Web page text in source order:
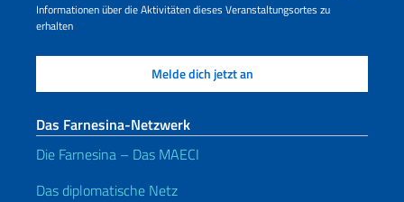
Informationen über die Aktivitäten dieses Veranstaltungsortes zu
erhalten
Das Farnesina-Netzwerk
Die Farnesina – Das MAECI
Das diplomatische Netz